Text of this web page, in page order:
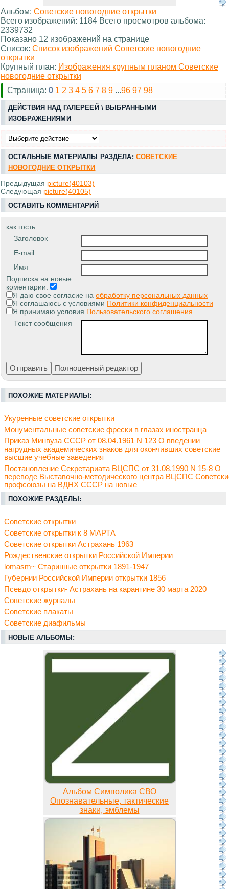
Альбом: Советские новогодние открытки
Всего изображений: 1184 Всего просмотров альбома:
2339732
Показано 12 изображений на странице
Список: Список изображений Советские новогодние
открытки
Крупный план: Изображения крупным планом Советские
новогодние открытки
Страница: 0 1 2 3 4 5 6 7 8 9 ...96 97 98
ДЕЙСТВИЯ НАД ГАЛЕРЕЕЙ \ ВЫБРАННЫМИ
ИЗОБРАЖЕНИЯМИ
ОСТАЛЬНЫЕ МАТЕРИАЛЫ РАЗДЕЛА: СОВЕТСКИЕ
НОВОГОДНИЕ ОТКРЫТКИ
Предыдущая picture(40103)
Следующая picture(40105)
ОСТАВИТЬ КОММЕНТАРИЙ
как гость
Заголовок
E-mail
Имя
Подписка на новые
коментарии:
Я даю свое согласие на обработку персональных данных
Я соглашаюсь с условиями Политики конфиденциальности
Я принимаю условия Пользовательского соглашения
Текст сообщения
ПОХОЖИЕ МАТЕРИАЛЫ:
Укуренные советские открытки
Монументальные советские фрески в глазах иностранца
Приказ Минвуза СССР от 08.04.1961 N 123 О введении
нагрудных академических знаков для окончивших советские
высшие учебные заведения
Постановление Секретариата ВЦСПС от 31.08.1990 N 15-8 О
переводе Выставочно-методического центра ВЦСПС
профсоюзы на ВДНХ СССР на новые
ПОХОЖИЕ РАЗДЕЛЫ:
Советские открытки
Советские открытки к 8 МАРТА
Советские открытки Астрахань 1963
Рождественские открытки Российской Империи
lomasm~ Старинные открытки 1891-1947
Губернии Российской Империи открытки 1856
Псевдо открытки- Астрахань на карантине 30 марта 2020
Советские журналы
Советские плакаты
Советские диафильмы
НОВЫЕ АЛЬБОМЫ:
Альбом Символика СВО
Опознавательные, тактические
знаки, эмблемы